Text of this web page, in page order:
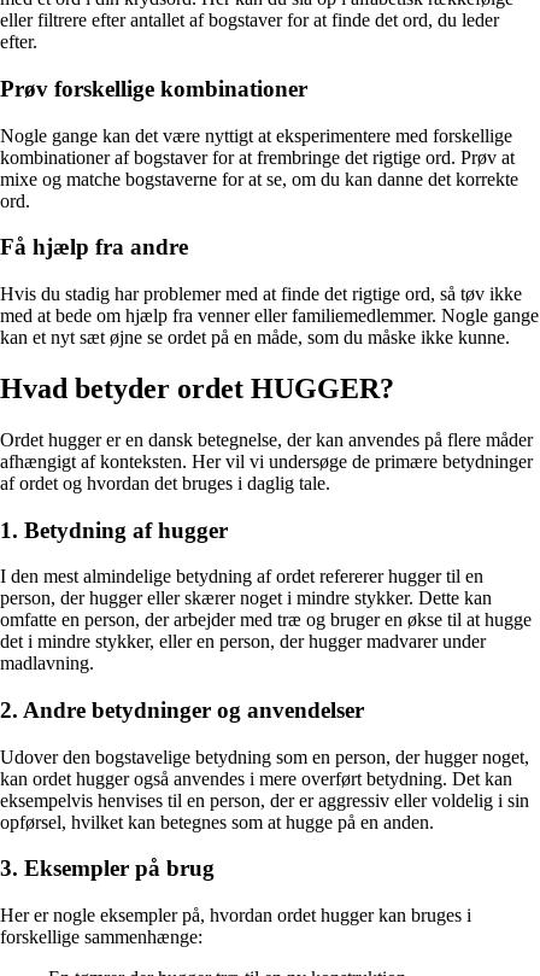
eller filtrere efter antallet af bogstaver for at finde det ord, du leder
efter.
Prøv forskellige kombinationer
Nogle gange kan det være nyttigt at eksperimentere med forskellige
kombinationer af bogstaver for at frembringe det rigtige ord. Prøv at
mixe og matche bogstaverne for at se, om du kan danne det korrekte
ord.
Få hjælp fra andre
Hvis du stadig har problemer med at finde det rigtige ord, så tøv ikke
med at bede om hjælp fra venner eller familiemedlemmer. Nogle gange
kan et nyt sæt øjne se ordet på en måde, som du måske ikke kunne.
Hvad betyder ordet HUGGER?
Ordet hugger er en dansk betegnelse, der kan anvendes på flere måder
afhængigt af konteksten. Her vil vi undersøge de primære betydninger
af ordet og hvordan det bruges i daglig tale.
1. Betydning af hugger
I den mest almindelige betydning af ordet refererer hugger til en
person, der hugger eller skærer noget i mindre stykker. Dette kan
omfatte en person, der arbejder med træ og bruger en økse til at hugge
det i mindre stykker, eller en person, der hugger madvarer under
madlavning.
2. Andre betydninger og anvendelser
Udover den bogstavelige betydning som en person, der hugger noget,
kan ordet hugger også anvendes i mere overført betydning. Det kan
eksempelvis henvises til en person, der er aggressiv eller voldelig i sin
opførsel, hvilket kan betegnes som at hugge på en anden.
3. Eksempler på brug
Her er nogle eksempler på, hvordan ordet hugger kan bruges i
forskellige sammenhænge: